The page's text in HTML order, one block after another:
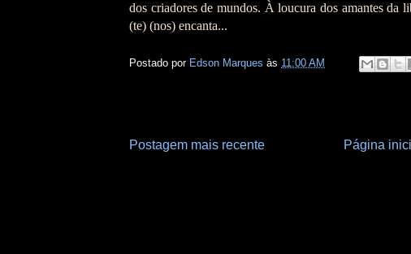
dos criadores de mundos. À loucura dos amantes da
(te) (nos) encanta...
Postado por Edson Marques às 11:00 AM
Postagem mais recente Página